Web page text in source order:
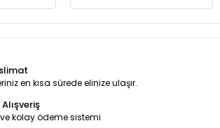
en kısa sürede elinize ulaşır.
kolay ödeme sistemi